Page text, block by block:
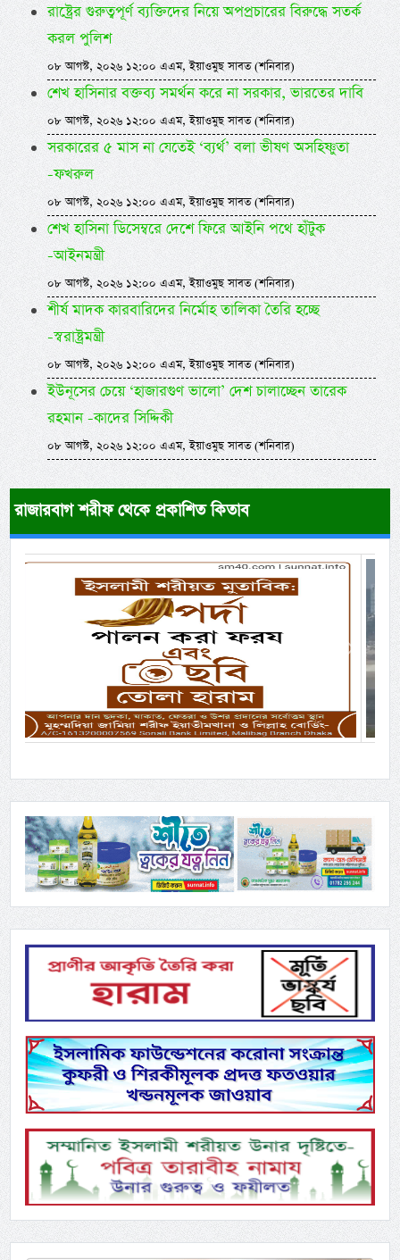
রাষ্ট্রের গুরুত্বপূর্ণ ব্যক্তিদের নিয়ে অপপ্রচারের বিরুদ্ধে সতর্ক
করল পুলিশ
০৮ আগস্ট, ২০২৬ ১২:০০ এএম, ইয়াওমুছ সাবত (শনিবার)
শেখ হাসিনার বক্তব্য সমর্থন করে না সরকার, ভারতের দাবি
০৮ আগস্ট, ২০২৬ ১২:০০ এএম, ইয়াওমুছ সাবত (শনিবার)
সরকারের ৫ মাস না যেতেই ‘ব্যর্থ’ বলা ভীষণ অসহিষ্ণুতা
-ফখরুল
০৮ আগস্ট, ২০২৬ ১২:০০ এএম, ইয়াওমুছ সাবত (শনিবার)
শেখ হাসিনা ডিসেম্বরে দেশে ফিরে আইনি পথে হাঁটুক
-আইনমন্ত্রী
০৮ আগস্ট, ২০২৬ ১২:০০ এএম, ইয়াওমুছ সাবত (শনিবার)
শীর্ষ মাদক কারবারিদের নির্মোহ তালিকা তৈরি হচ্ছে
-স্বরাষ্ট্রমন্ত্রী
০৮ আগস্ট, ২০২৬ ১২:০০ এএম, ইয়াওমুছ সাবত (শনিবার)
ইউনূসের চেয়ে ‘হাজারগুণ ভালো’ দেশ চালাচ্ছেন তারেক
রহমান -কাদের সিদ্দিকী
০৮ আগস্ট, ২০২৬ ১২:০০ এএম, ইয়াওমুছ সাবত (শনিবার)
রাজারবাগ শরীফ থেকে প্রকাশিত কিতাব
Next